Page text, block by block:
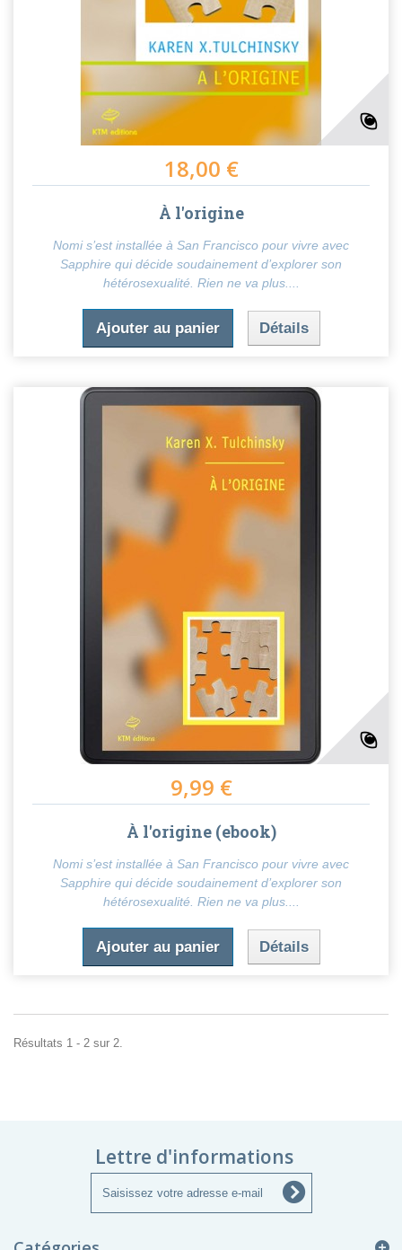
18,00 €
À l'origine
Nomi s’est installée à San Francisco pour vivre avec
Sapphire qui décide soudainement d’explorer son
hétérosexualité. Rien ne va plus....
Ajouter au panier Détails
9,99 €
À l'origine (ebook)
Nomi s’est installée à San Francisco pour vivre avec
Sapphire qui décide soudainement d’explorer son
hétérosexualité. Rien ne va plus....
Ajouter au panier Détails
Résultats 1 - 2 sur 2.
Lettre d'informations